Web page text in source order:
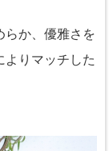
らか、優雅さを
よりマッチした